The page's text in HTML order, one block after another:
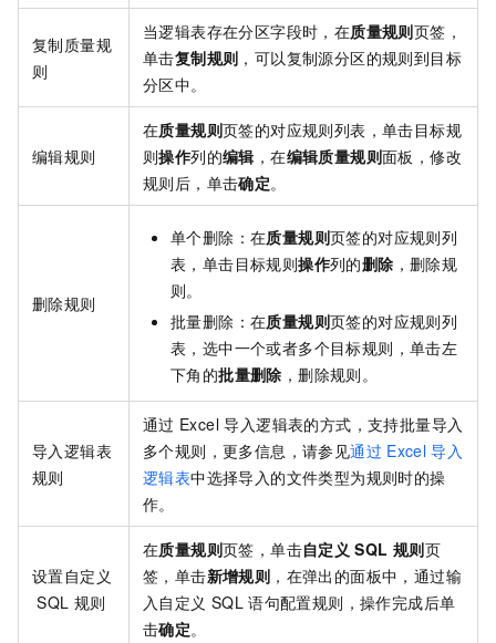
复制质量规
则
当逻辑表存在分区字段时，在质量规则页签，
单击复制规则 ，可以复制源分区的规则到目标
分区中。
编辑规则
在质量规则页签的对应规则列表，单击目标规
则操作列的编辑 ，在编辑质量规则面板，修改
规则后，单击确定。
删除规则
单个删除：在质量规则页签的对应规则列
表，单击目标规则操作列的删除 ，删除规
则。
批量删除：在质量规则页签的对应规则列
表，选中一个或者多个目标规则，单击左
下角的批量删除 ，删除规则。
导入逻辑表
规则
通过 Excel 导入逻辑表的方式，支持批量导入
多个规则，更多信息，请参见通过 Excel 导入
逻辑表中选择导入的文件类型为规则时的操
作。
设置自定义
SQL 规则
在质量规则页签，单击自定义 SQL 规则页
签，单击新增规则 ，在弹出的面板中，通过输
入自定义 SQL 语句配置规则，操作完成后单
击确定。